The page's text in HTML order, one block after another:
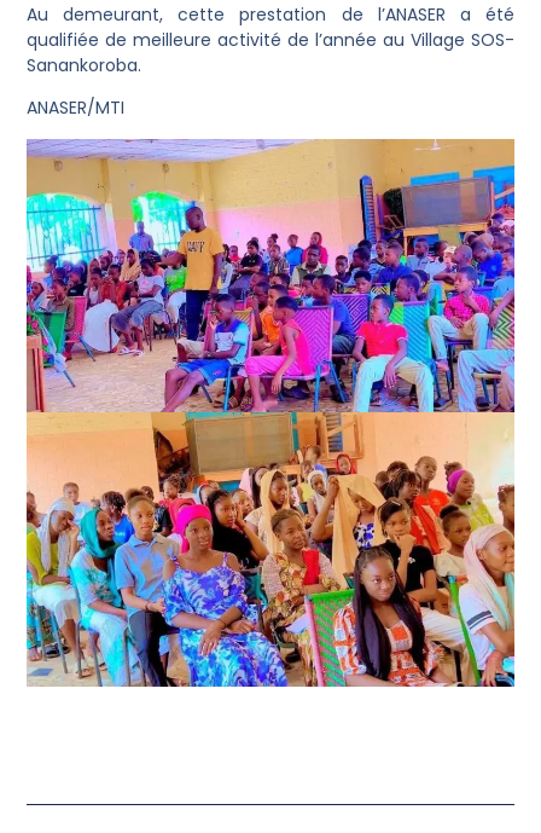
Au demeurant, cette prestation de l’ANASER a été
qualifiée de meilleure activité de l’année au Village SOS-
Sanankoroba.
ANASER/MTI